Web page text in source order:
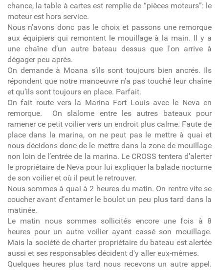
chance, la table à cartes est remplie de “pièces moteurs”: le
moteur est hors service.
Nous n’avons donc pas le choix et passons une remorque
aux équipiers qui remontent le mouillage à la main. Il y a
une chaîne d’un autre bateau dessus que l'on arrive à
dégager peu après.
On demande à Moana s’ils sont toujours bien ancrés. Ils
répondent que notre manoeuvre n’a pas touché leur chaîne
et qu’ils sont toujours en place. Parfait.
On fait route vers la Marina Fort Louis avec le Neva en
remorque. On slalome entre les autres bateaux pour
ramener ce petit voilier vers un endroit plus calme. Faute de
place dans la marina, on ne peut pas le mettre à quai et
nous décidons donc de le mettre dans la zone de mouillage
non loin de l’entrée de la marina. Le CROSS tentera d’alerter
le propriétaire de Neva pour lui expliquer la balade nocturne
de son voilier et où il peut le retrouver.
Nous sommes à quai à 2 heures du matin. On rentre vite se
coucher avant d’entamer le boulot un peu plus tard dans la
matinée.
Le matin nous sommes sollicités encore une fois à 8
heures pour un autre voilier ayant cassé son mouillage.
Mais la société de charter propriétaire du bateau est alertée
aussi et ses responsables décident d'y aller eux-mêmes.
Quelques heures plus tard nous recevons un autre appel.